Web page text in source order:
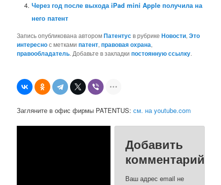
Через год после выхода iPad mini Apple получила на
него патент
Запись опубликована авторомПатентусв рубрикеНовости,Это
интереснос меткамипатент,правовая охрана,
правообладатель. Добавьте в закладкипостоянную ссылку.
Загляните в офис фирмы PATENTUS:см. на youtube.com
Добавить
комментарий
Ваш адрес email не